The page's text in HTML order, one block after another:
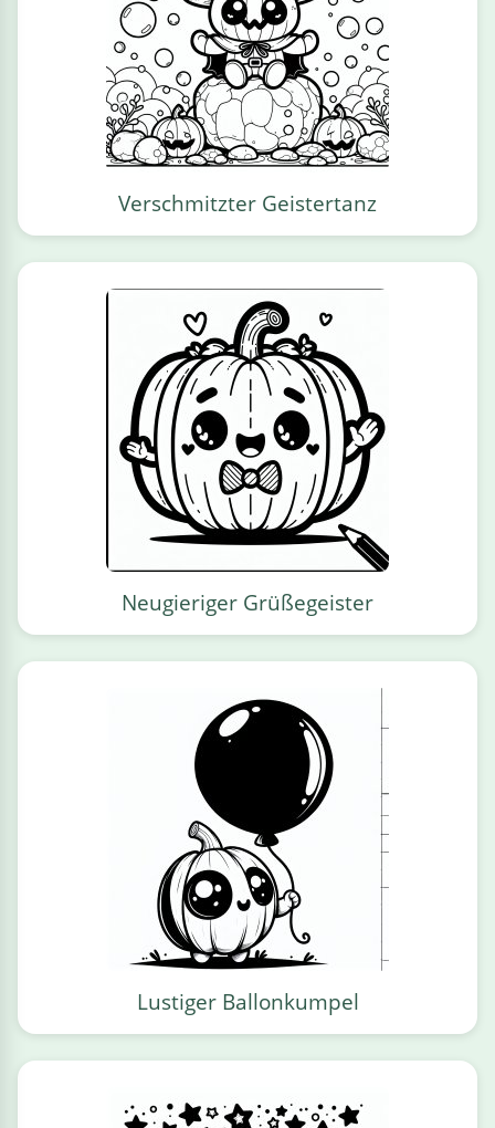
Verschmitzter Geistertanz
Neugieriger Grüßegeister
Lustiger Ballonkumpel